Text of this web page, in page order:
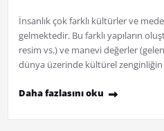
İnsanlık çok farklı kültürler ve
gelmektedir. Bu farklı yapıların
resim vs.) ve manevi değerler
dünya üzerinde kültürel zenginliğin
Daha fazlasını oku